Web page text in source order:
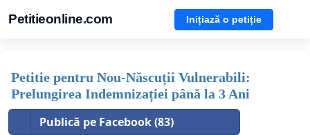
Petitieonline.com Inițiază o petiție
Petitie pentru Nou-Născuții Vulnerabili:
Prelungirea Indemnizației până la 3 Ani
Publică pe Facebook (83)